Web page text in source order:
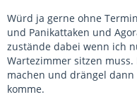
Würd ja gerne ohne
und Panikattaken und
zustände dabei wenn ich
Wartezimmer sitzen
machen und drängel
komme.